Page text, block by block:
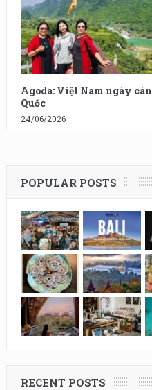
Agoda: Việt Nam ngày
Quốc
24/06/2026
POPULAR POSTS
RECENT POSTS